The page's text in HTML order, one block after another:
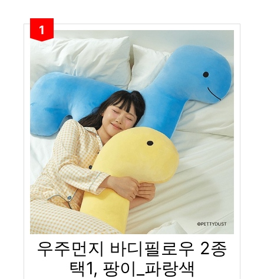
1
우주먼지 바디필로우 2종
택1, 팡이_파랑색